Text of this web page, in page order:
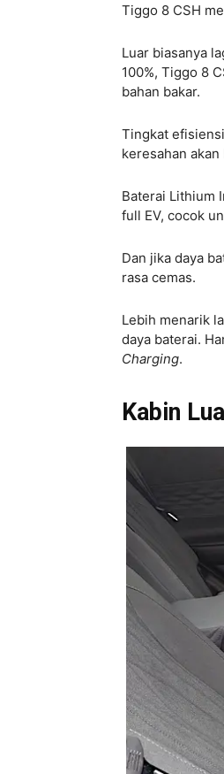
Tiggo 8 CSH
Luar biasanya
100%, Tiggo 8
bahan bakar.
Tingkat
keresahan
Baterai Lithium
full EV, cocok
Dan jika daya
rasa cemas.
Lebih menarik
daya baterai.
Charging.
Kabin